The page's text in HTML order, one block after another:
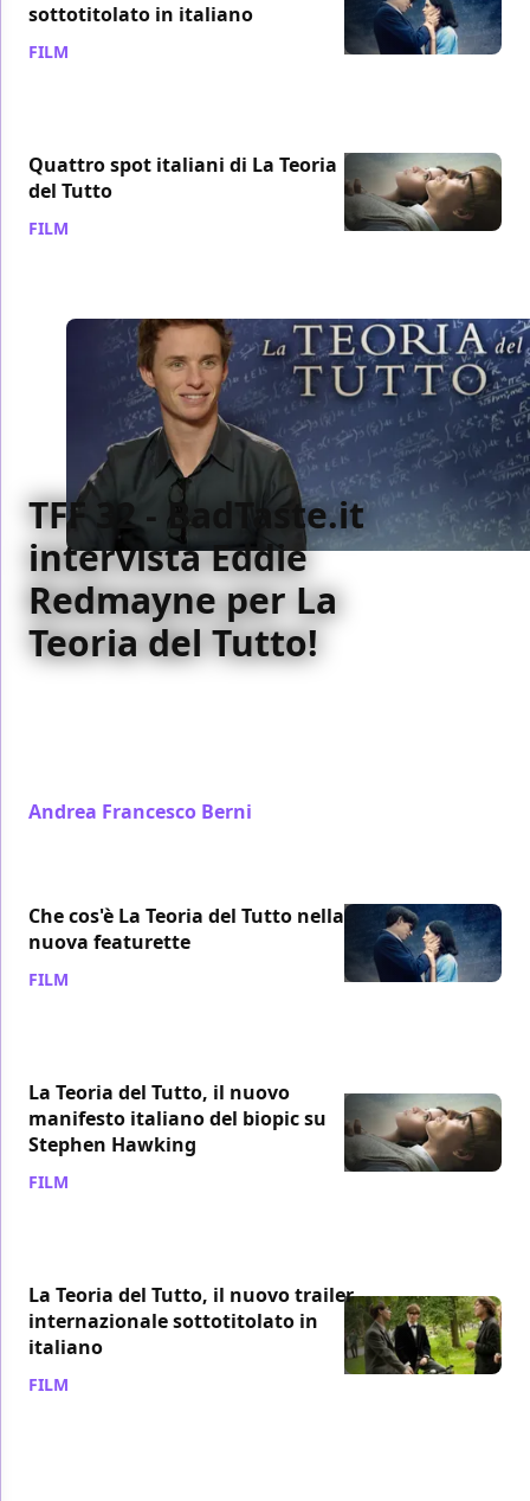
sottotitolato in italiano
FILM
Quattro spot italiani di La Teoria
del Tutto
FILM
TFF 32 - BadTaste.it
intervista Eddie
Redmayne per La
Teoria del Tutto!
Andrea Francesco Berni
Che cos'è La Teoria del Tutto nella
nuova featurette
FILM
La Teoria del Tutto, il nuovo
manifesto italiano del biopic su
Stephen Hawking
FILM
La Teoria del Tutto, il nuovo trailer
internazionale sottotitolato in
italiano
FILM